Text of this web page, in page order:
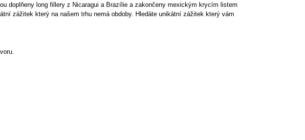
doplňeny long fillery z Nicaragui a Brazílie a zakončeny mexickým krycím listem
zážitek který na našem trhu nemá obdoby. Hledáte unikátní zážitek který vám